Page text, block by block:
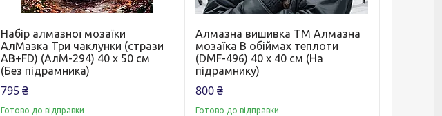
Набір алмазної мозаїки
АлМазка Три чаклунки (стрази
AB+FD) (АлМ-294) 40 х 50 см
(Без підрамника)
795 ₴
Готово до відправки
Алмазна вишивка ТМ Алмазна
мозаїка В обіймах теплоти
(DMF-496) 40 х 40 см (На
підрамнику)
800 ₴
Готово до відправки